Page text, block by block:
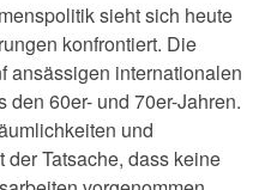
sieht sich heute
konfrontiert. Die
ansässigen internationalen
60er- und 70er-Jahren.
und
Tatsache, dass keine